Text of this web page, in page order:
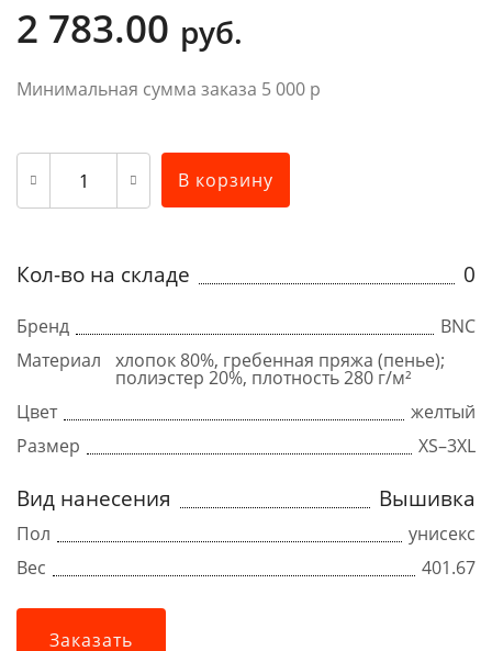
2 783.00 руб.
Минимальная сумма заказа 5 000 р
В корзину
Кол-во на складе 0
Бренд
BNC
Материал
хлопок 80%, гребенная пряжа (пенье);
полиэстер 20%, плотность 280 г/м²
Цвет
желтый
Размер
XS–3XL
Вид нанесения Вышивка
Пол
унисекс
Вес
401.67
Заказать